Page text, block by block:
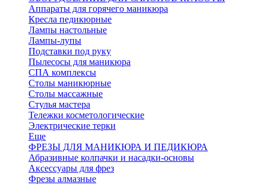
Аппараты для горячего маникюра
Кресла педикюрные
Лампы настольные
Лампы-лупы
Подставки под руку
Пылесосы для маникюра
СПА комплексы
Столы маникюрные
Столы массажные
Стулья мастера
Тележки косметологические
Электрические терки
Еще
ФРЕЗЫ ДЛЯ МАНИКЮРА И ПЕДИКЮРА
Абразивные колпачки и насадки-основы
Аксессуары для фрез
Фрезы алмазные